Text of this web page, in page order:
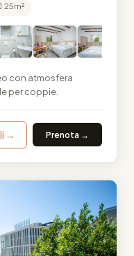
25m²
con atmosfera
per coppie.
→ Prenota →